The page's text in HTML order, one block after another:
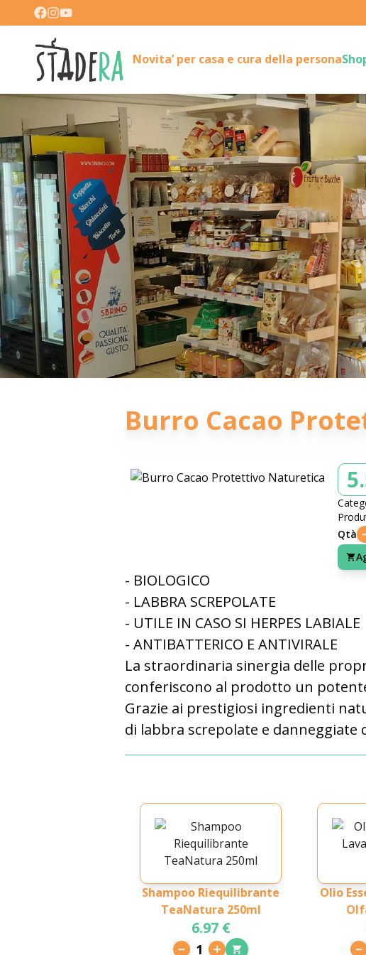
Novita’ per casa e cura della persona
Burro Cacao
Qtà
- BIOLOGICO
- LABBRA SCREPOLATE
- UTILE IN CASO SI HERPES LABIALE
- ANTIBATTERICO E ANTIVIRALE
La straordinaria sinergia delle
conferiscono al prodotto un
Grazie ai prestigiosi ingredienti
di labbra screpolate e danneggiate
Shampoo Riequilibrante
TeaNatura 250ml
6.97 €
1
Olio